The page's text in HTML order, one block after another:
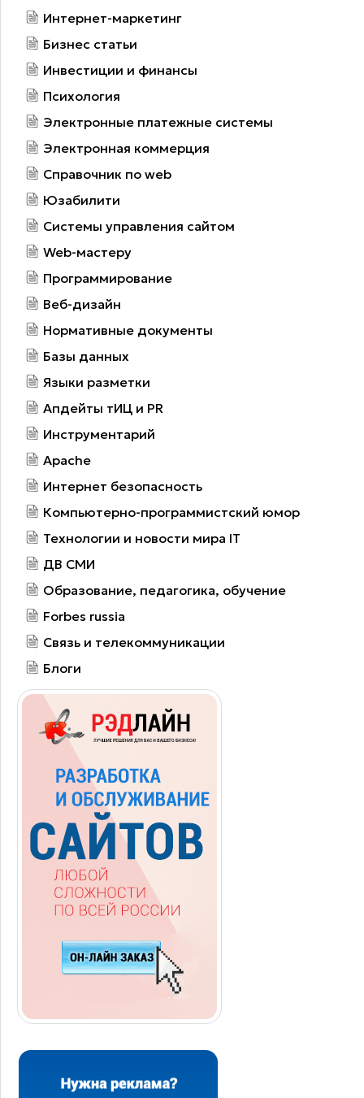
Интернет-маркетинг
Бизнес статьи
Инвестиции и финансы
Психология
Электронные платежные системы
Электронная коммерция
Справочник по web
Юзабилити
Системы управления сайтом
Web-мастеру
Программирование
Веб-дизайн
Нормативные документы
Базы данных
Языки разметки
Апдейты тИЦ и PR
Инструментарий
Apache
Интернет безопасность
Компьютерно-программистский юмор
Технологии и новости мира IT
ДВ СМИ
Образование, педагогика, обучение
Forbes russia
Связь и телекоммуникации
Блоги